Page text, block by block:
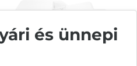
Gyártó:
Hewlett Packard
Garanciaidő:12 hónap
és ünnepi